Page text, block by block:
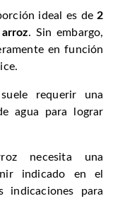
ideal es de 2
. Sin embargo,
en función
requerir una
agua para lograr
necesita una
indicado en el
indicaciones para